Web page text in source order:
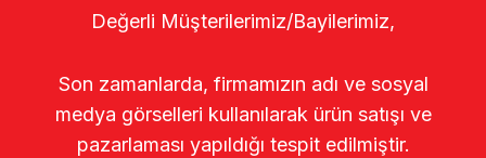
Değerli Müşterilerimiz/Bayilerimiz,
Son zamanlarda, firmamızın adı ve sosyal
medya görselleri kullanılarak ürün satışı ve
pazarlaması yapıldığı tespit edilmiştir.